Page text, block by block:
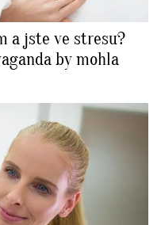
a jste ve stresu?
by mohla